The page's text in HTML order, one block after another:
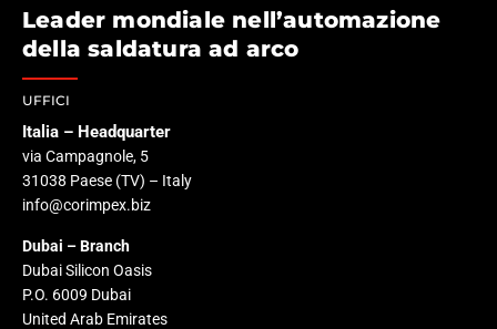
Leader mondiale nell’automazione
della saldatura ad arco
UFFICI
Italia – Headquarter
via Campagnole, 5
31038 Paese (TV) – Italy
info@corimpex.biz
Dubai – Branch
Dubai Silicon Oasis
P.O. 6009 Dubai
United Arab Emirates